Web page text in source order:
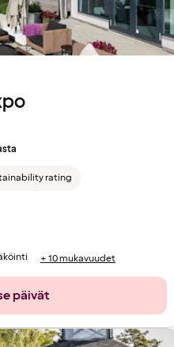
rating
+ 10 mukavuudet
päivät